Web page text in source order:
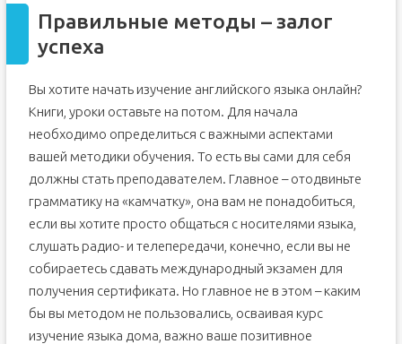
Правильные методы – залог
успеха
Вы хотите начать изучение английского языка онлайн?
Книги, уроки оставьте на потом. Для начала
необходимо определиться с важными аспектами
вашей методики обучения. То есть вы сами для себя
должны стать преподавателем. Главное – отодвиньте
грамматику на «камчатку», она вам не понадобиться,
если вы хотите просто общаться с носителями языка,
слушать радио- и телепередачи, конечно, если вы не
собираетесь сдавать международный экзамен для
получения сертификата. Но главное не в этом – каким
бы вы методом не пользовались, осваивая курс
изучение языка дома, важно ваше позитивное